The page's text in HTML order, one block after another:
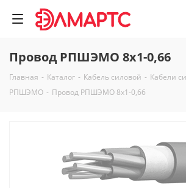
Провод РПШЭМО 8х1-0,66
Главная - Каталог - Кабель силовой - Кабели
РПШЭМО - Провод РПШЭМО 8х1-0,66